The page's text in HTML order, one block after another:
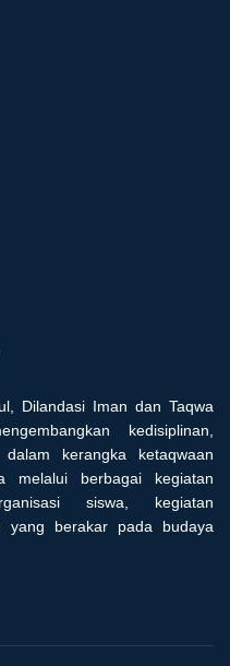
Dilandasi Iman dan Taqwa
kedisiplinan,
kerangka ketaqwaan
melalui berbagai kegiatan
siswa, kegiatan
yang berakar pada budaya